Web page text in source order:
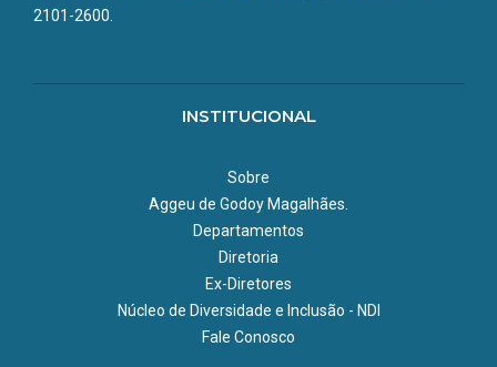
2101-2600.
INSTITUCIONAL
Sobre
Aggeu de Godoy Magalhães.
Departamentos
Diretoria
Ex-Diretores
Núcleo de Diversidade e Inclusão - NDI
Fale Conosco